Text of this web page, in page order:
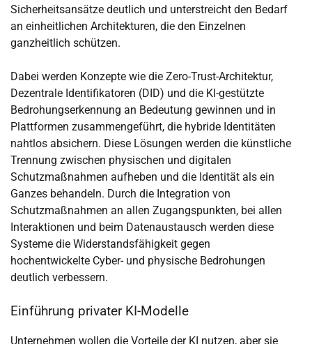
Sicherheitsansätze deutlich und unterstreicht den Bedarf
an einheitlichen Architekturen, die den Einzelnen
ganzheitlich schützen.
Dabei werden Konzepte wie die Zero-Trust-Architektur,
Dezentrale Identifikatoren (DID) und die KI-gestützte
Bedrohungserkennung an Bedeutung gewinnen und in
Plattformen zusammengeführt, die hybride Identitäten
nahtlos absichern. Diese Lösungen werden die künstliche
Trennung zwischen physischen und digitalen
Schutzmaßnahmen aufheben und die Identität als ein
Ganzes behandeln. Durch die Integration von
Schutzmaßnahmen an allen Zugangspunkten, bei allen
Interaktionen und beim Datenaustausch werden diese
Systeme die Widerstandsfähigkeit gegen
hochentwickelte Cyber- und physische Bedrohungen
deutlich verbessern.
Einführung privater KI-Modelle
Unternehmen wollen die Vorteile der KI nutzen, aber sie